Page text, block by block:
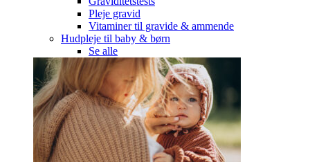
Pleje gravid
Vitaminer til gravide & ammende
Hudpleje til baby & børn
Se alle